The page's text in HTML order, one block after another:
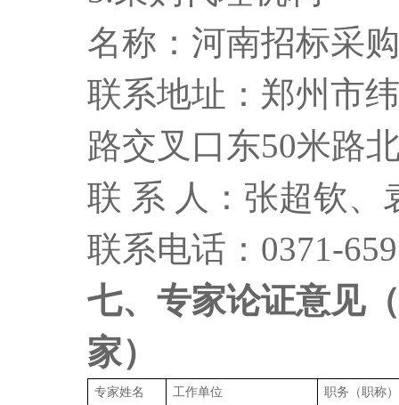
名称：河南招标采
联系地址：郑州市
路交叉口东50米路
联 系 人：张超钦、
联系电话：0371-
七、专家论证意见
家）
专家姓名 工作单位 职务（职称）